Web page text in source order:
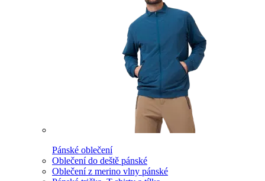
Pánské oblečení
Oblečení do deště pánské
Oblečení z merino vlny pánské